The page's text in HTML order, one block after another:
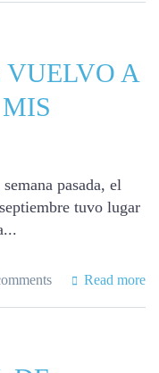
VUELVO A
pasada, el
tuvo lugar
Read more